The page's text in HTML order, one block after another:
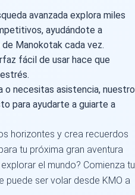
avanzada explora miles
ayudándote a
Manokotak cada vez.
fácil de usar hace que
o necesitas asistencia, nuestro
para ayudarte a guiarte a
horizontes y crea recuerdos
tu próxima gran aventura
el mundo? Comienza tu
puede ser volar desde KMO a